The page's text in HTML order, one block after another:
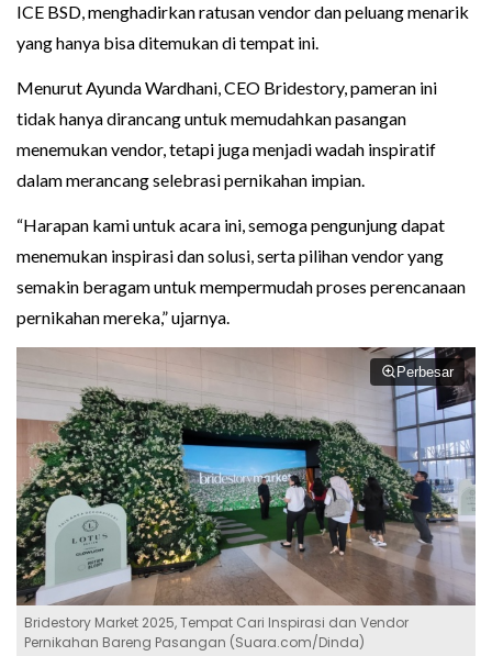
ICE BSD, menghadirkan ratusan vendor dan peluang menarik
yang hanya bisa ditemukan di tempat ini.
Menurut Ayunda Wardhani, CEO Bridestory, pameran ini
tidak hanya dirancang untuk memudahkan pasangan
menemukan vendor, tetapi juga menjadi wadah inspiratif
dalam merancang selebrasi pernikahan impian.
“Harapan kami untuk acara ini, semoga pengunjung dapat
menemukan inspirasi dan solusi, serta pilihan vendor yang
semakin beragam untuk mempermudah proses perencanaan
pernikahan mereka,” ujarnya.
Perbesar
Bridestory Market 2025, Tempat Cari Inspirasi dan Vendor
Pernikahan Bareng Pasangan (Suara.com/Dinda)